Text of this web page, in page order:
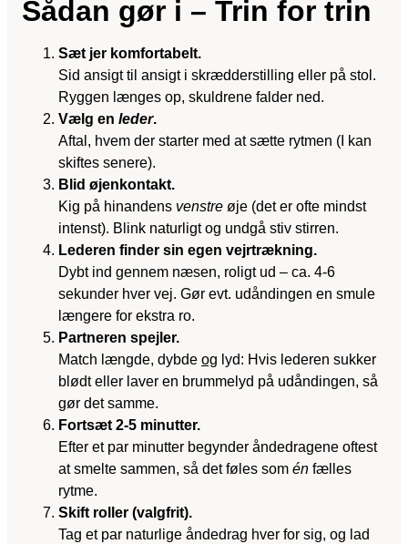
Sådan gør i – Trin for trin
Sæt jer komfortabelt.
Sid ansigt til ansigt i skrædderstilling eller på stol.
Ryggen længes op, skuldrene falder ned.
Vælg en leder.
Aftal, hvem der starter med at sætte rytmen (I kan
skiftes senere).
Blid øjenkontakt.
Kig på hinandens venstre øje (det er ofte mindst
intenst). Blink naturligt og undgå stiv stirren.
Lederen finder sin egen vejrtrækning.
Dybt ind gennem næsen, roligt ud – ca. 4-6
sekunder hver vej. Gør evt. udåndingen en smule
længere for ekstra ro.
Partneren spejler.
Match længde, dybde og lyd: Hvis lederen sukker
blødt eller laver en brummelyd på udåndingen, så
gør det samme.
Fortsæt 2-5 minutter.
Efter et par minutter begynder åndedragene oftest
at smelte sammen, så det føles som én fælles
rytme.
Skift roller (valgfrit).
Tag et par naturlige åndedrag hver for sig, og lad